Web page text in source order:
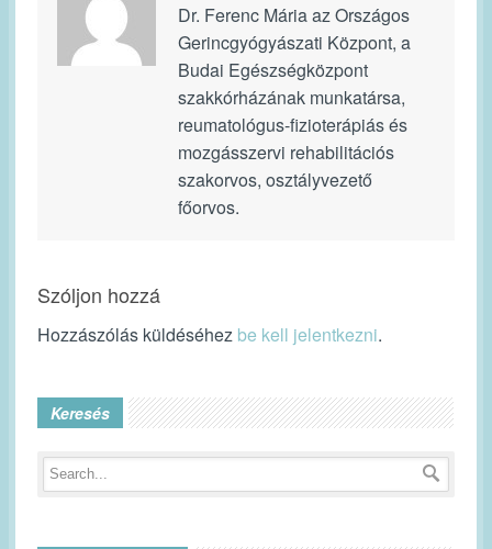
Dr. Ferenc Mária az Országos
Gerincgyógyászati Központ, a
Budai Egészségközpont
szakkórházának munkatársa,
reumatológus-fizioterápiás és
mozgásszervi rehabilitációs
szakorvos, osztályvezető
főorvos.
Szóljon hozzá
Hozzászólás küldéséhez be kell jelentkezni.
Keresés